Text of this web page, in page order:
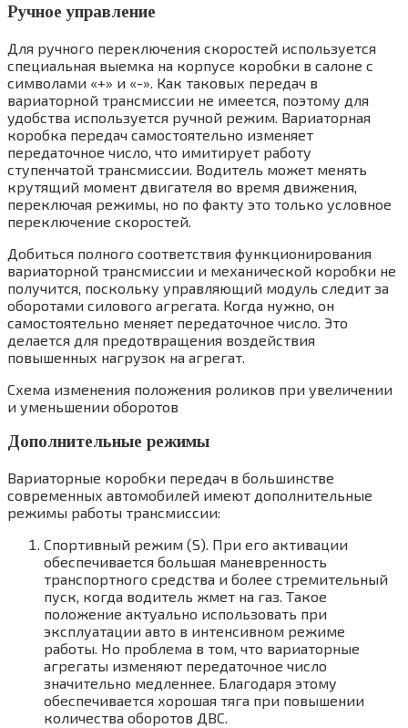
Ручное управление
Для ручного переключения скоростей используется
специальная выемка на корпусе коробки в салоне с
символами «+» и «-». Как таковых передач в
вариаторной трансмиссии не имеется, поэтому для
удобства используется ручной режим. Вариаторная
коробка передач самостоятельно изменяет
передаточное число, что имитирует работу
ступенчатой трансмиссии. Водитель может менять
крутящий момент двигателя во время движения,
переключая режимы, но по факту это только условное
переключение скоростей.
Добиться полного соответствия функционирования
вариаторной трансмиссии и механической коробки не
получится, поскольку управляющий модуль следит за
оборотами силового агрегата. Когда нужно, он
самостоятельно меняет передаточное число. Это
делается для предотвращения воздействия
повышенных нагрузок на агрегат.
Схема изменения положения роликов при увеличении
и уменьшении оборотов
Дополнительные режимы
Вариаторные коробки передач в большинстве
современных автомобилей имеют дополнительные
режимы работы трансмиссии:
Спортивный режим (S). При его активации
обеспечивается большая маневренность
транспортного средства и более стремительный
пуск, когда водитель жмет на газ. Такое
положение актуально использовать при
эксплуатации авто в интенсивном режиме
работы. Но проблема в том, что вариаторные
агрегаты изменяют передаточное число
значительно медленнее. Благодаря этому
обеспечивается хорошая тяга при повышении
количества оборотов ДВС.